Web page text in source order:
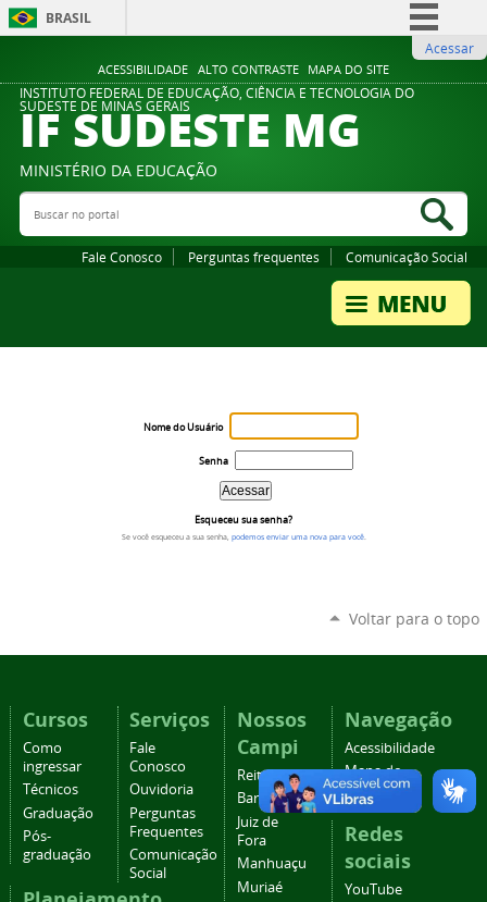
ACESSIBILIDADE ALTO CONTRASTE MAPA DO SITE
BRASIL
Comunica BR
Participe
Legislação
Acessar
INSTITUTO FEDERAL DE EDUCAÇÃO, CIÊNCIA E TECNOLOGIA DO
SUDESTE DE MINAS GERAIS
IF SUDESTE MG
MINISTÉRIO DA EDUCAÇÃO
Buscar no portal
Fale Conosco Perguntas frequentes Comunicação Social
Nome do Usuário
Senha
Esqueceu sua senha?
Se você esqueceu a sua senha, podemos enviar uma nova para você.
Voltar para o topo
Cursos
Como
ingressar
Técnicos
Graduação
Pós-
graduação
Serviços
Fale
Conosco
Ouvidoria
Perguntas
Frequentes
Comunicação
Social
Nossos
Campi
Reitoria
Barbacena
Juiz de
Fora
Manhuaçu
Muriaé
Navegação
Acessibilidade
Mapa do
site
Redes
sociais
YouTube